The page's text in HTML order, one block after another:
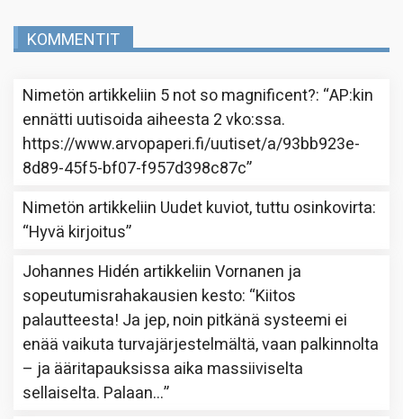
KOMMENTIT
Nimetön artikkeliin 5 not so magnificent?: “AP:kin
ennätti uutisoida aiheesta 2 vko:ssa.
https://www.arvopaperi.fi/uutiset/a/93bb923e-
8d89-45f5-bf07-f957d398c87c”
Nimetön artikkeliin Uudet kuviot, tuttu osinkovirta:
“Hyvä kirjoitus”
Johannes Hidén artikkeliinVornanen ja
sopeutumisrahakausien kesto: “Kiitos
palautteesta! Ja jep, noin pitkänä systeemi ei
enää vaikuta turvajärjestelmältä, vaan palkinnolta
– ja ääritapauksissa aika massiiviselta
sellaiselta. Palaan…”